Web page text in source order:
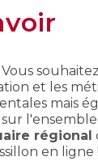
Vous
et les
mais
régional
en ligne !